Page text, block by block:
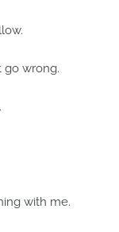
go wrong.
with me.